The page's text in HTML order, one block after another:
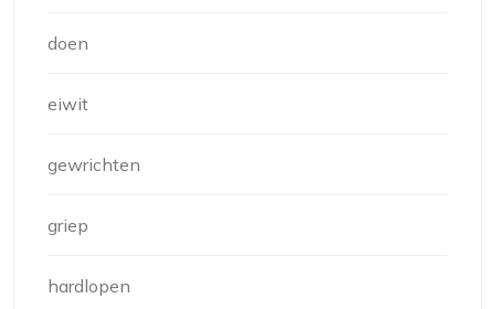
doen
eiwit
gewrichten
griep
hardlopen